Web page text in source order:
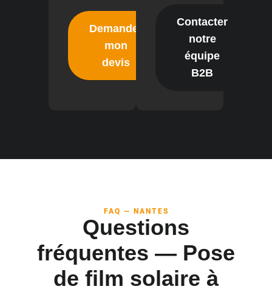
Demander
mon
devis
Contacter
notre
équipe
B2B
FAQ — NANTES
Questions
fréquentes — Pose
de film solaire à